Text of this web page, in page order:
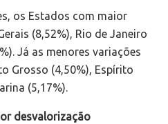
os Estados com maior
(8,52%), Rio de Janeiro
Já as menores variações
Grosso (4,50%), Espírito
(5,17%).
desvalorização